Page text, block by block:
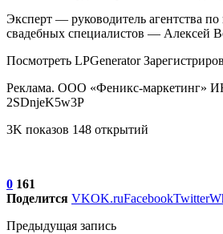
Эксперт — руководитель агентства
свадебных специалистов — Алексей
Посмотреть LPGenerator
Реклама. ООО «Феникс-маркетинг»
2SDnjeK5w3P
3K показов 148 открытий
0 161
Поделится VKOK.ruFacebookTwitter
Предыдущая запись